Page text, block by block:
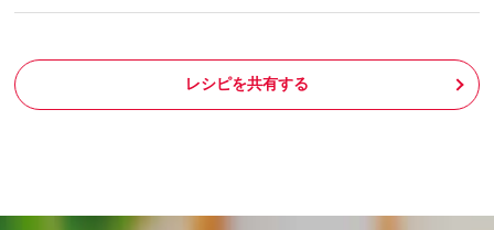
レシピを共有する